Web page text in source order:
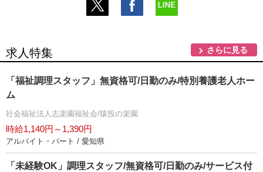
求人特集 さらに見る
「福祉調理スタッフ」無資格可/日勤のみ/特別養護老人ホー
ム
社会福祉法人志楽園福祉会/猿投の楽園
時給1,140円～1,390円
アルバイト・パート / 愛知県
「未経験OK」調理スタッフ/無資格可/日勤のみ/サービス付